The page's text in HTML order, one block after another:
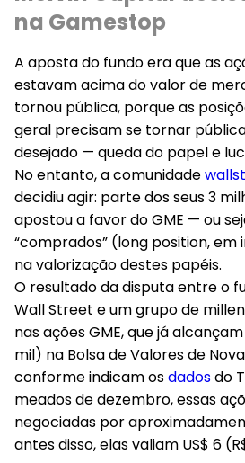
na Gamestop
A aposta do fundo era que as
estavam acima do valor de
tornou pública, porque as
geral precisam se tornar
desejado — queda do papel e
No entanto, a comunidade
decidiu agir: parte dos seus 3
apostou a favor do GME — ou
“comprados” (long position,
na valorização destes papéis.
O resultado da disputa entre o
Wall Street e um grupo de
nas ações GME, que já
mil) na Bolsa de Valores de Nova
conforme indicam osdadosdo
meados de dezembro, essas
negociadas por
antes disso, elas valiam US$ 6